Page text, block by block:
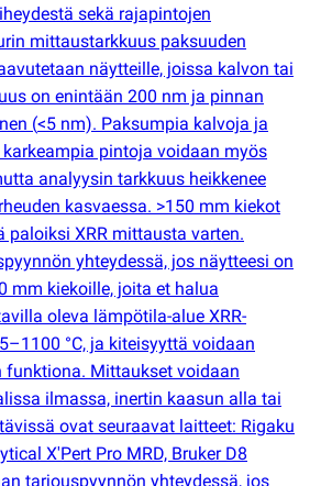
sekä rajapintojen
mittaustarkkuus paksuuden
näytteille, joissa kalvon tai
on enintään 200 nm ja pinnan
(<5 nm). Paksumpia kalvoja ja
pintoja voidaan myös
analyysin tarkkuus heikkenee
kasvaessa. >150 mm kiekot
paloiksi XRR mittausta varten.
yhteydessä, jos näytteesi on
mm kiekoille, joita et halua
oleva lämpötila-alue XRR-
°C, ja kiteisyyttä voidaan
Mittaukset voidaan
ilmassa, inertin kaasun alla tai
ovat seuraavat laitteet: Rigaku
X'Pert Pro MRD, Bruker D8
tarjouspyynnön yhteydessä, jos